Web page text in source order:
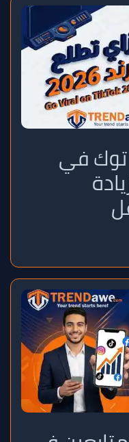
توك في
زيادة